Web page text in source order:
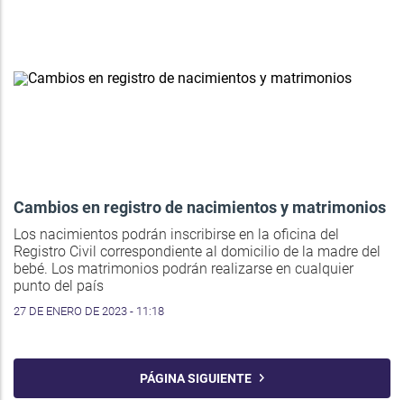
Cambios en registro de nacimientos y matrimonios
Los nacimientos podrán inscribirse en la oficina del
Registro Civil correspondiente al domicilio de la madre del
bebé. Los matrimonios podrán realizarse en cualquier
punto del país
27 DE ENERO DE 2023 - 11:18
PÁGINA SIGUIENTE